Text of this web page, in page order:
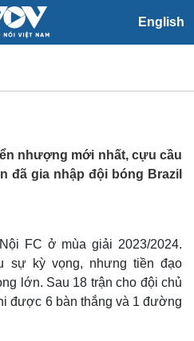
English
Xã hội
Tin 24h
Việc làm
Biển đảo
V-League: Cựu
gia nhập đội
nhượng mới nhất, cựu cầu
đã gia nhập đội bóng Brazil
FC ở mùa giải 2023/2024.
sự kỳ vọng, nhưng tiền đạo
lớn. Sau 18 trận cho đội chủ
được 6 bàn thắng và 1 đường